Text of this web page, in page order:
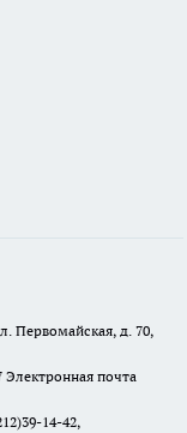
Первомайская, д. 70,
Электронная почта
14-42,